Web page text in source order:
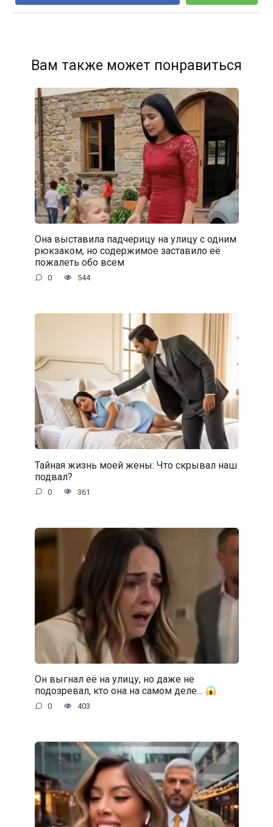
Вам также может понравиться
Она выставила падчерицу на улицу с одним
рюкзаком, но содержимое заставило её
пожалеть обо всем
0 544
Тайная жизнь моей жены: Что скрывал наш
подвал?
0 361
Он выгнал её на улицу, но даже не
подозревал, кто она на самом деле…
0 403